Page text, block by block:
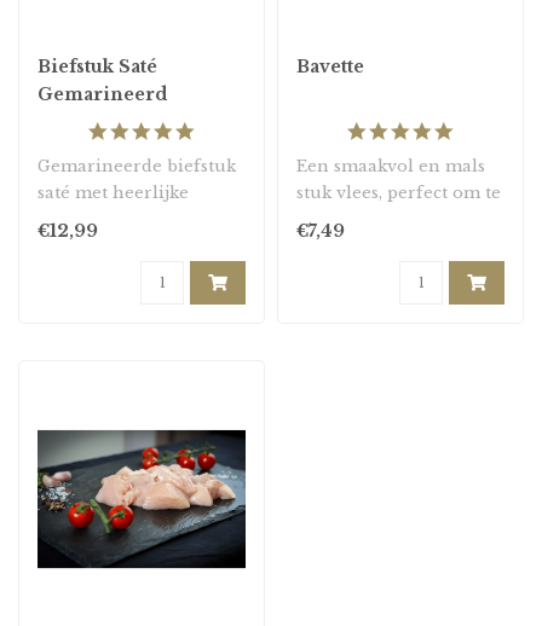
Biefstuk Saté
Gemarineerd
rating
Gemarineerde biefstuk
saté met heerlijke
kruiden en specerijen,
extra mals en s..
€12,99
Bavette
rating
Een smaakvol en mals
stuk vlees, perfect om te
grillen of te stoven...
€7,49